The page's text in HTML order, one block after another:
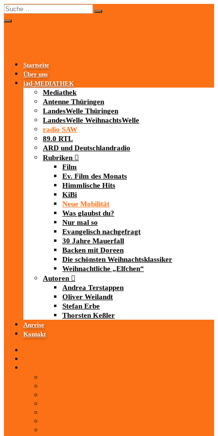
Startseite
Über uns
iad-MEDIATHEK
Mediathek
Antenne Thüringen
LandesWelle Thüringen
LandesWelle WeihnachtsWelle
radio SAW
89.0 RTL
ARD und Deutschlandradio
Rubriken
Film
Ev. Film des Monats
Himmlische Hits
KiBi
Neue Mobilität
Was glaubst du?
Nur mal so
Evangelisch nachgefragt
30 Jahre Mauerfall
Backen mit Doreen
Die schönsten Weihnachtsklassiker
Weihnachtliche „Elfchen“
Autoren
Andrea Terstappen
Oliver Weilandt
Stefan Erbe
Thorsten Keßler
Anreise
Kontakt